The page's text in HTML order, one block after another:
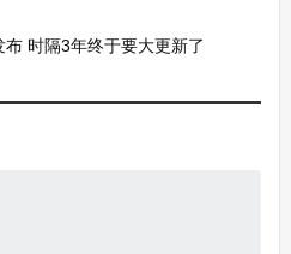
时隔3年终于要大更新了